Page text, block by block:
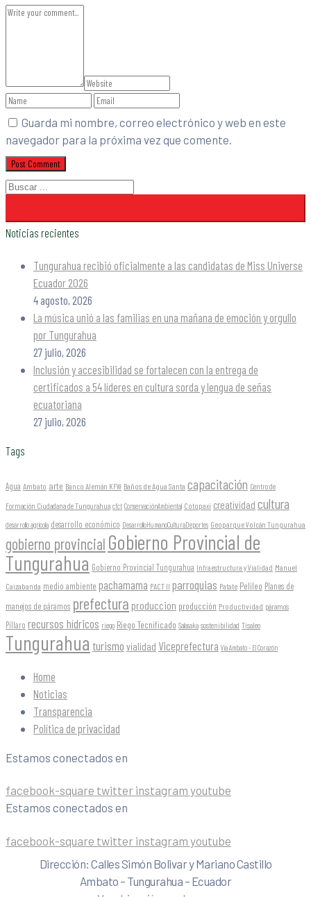
Guarda mi nombre, correo electrónico y web en este
navegador para la próxima vez que comente.
Noticias recientes
Tungurahua recibió oficialmente a las candidatas de Miss Universe
Ecuador 2026
4 agosto, 2026
La música unió a las familias en una mañana de emoción y orgullo
por Tungurahua
27 julio, 2026
Inclusión y accesibilidad se fortalecen con la entrega de
certificados a 54 líderes en cultura sorda y lengua de señas
ecuatoriana
27 julio, 2026
Tags
Agua Ambato arte Banco Alemán KFW Baños de Agua Santa capacitación Centro de
Formación Ciudadana de Tungurahua cfct ConservaciónAmbiental Cotopaxi creatividad cultura
desarrollo agrícola desarrollo económico DesarrolloHumanoCulturaDeportes Geoparque Volcán Tungurahua
gobierno provincial Gobierno Provincial de
Tungurahua Gobierno Provincial Tungurahua Infraestructura y Vialidad Manuel
Caizabanda medio ambiente pachamama PACT II parroquias Patate Pelileo Planes de
manejos de páramos prefectura produccion producción Productividad páramos
Píllaro recursos hídricos riego Riego Tecnificado Salasaka sostenibilidad Tisaleo
Tungurahua turismo vialidad Viceprefectura Vía Ambato - El Corazón
Home
Noticias
Transparencia
Política de privacidad
Estamos conectados en
facebook-square twitter instagram youtube
Estamos conectados en
facebook-square twitter instagram youtube
Dirección: Calles Simón Bolivar y Mariano Castillo
Ambato – Tungurahua – Ecuador